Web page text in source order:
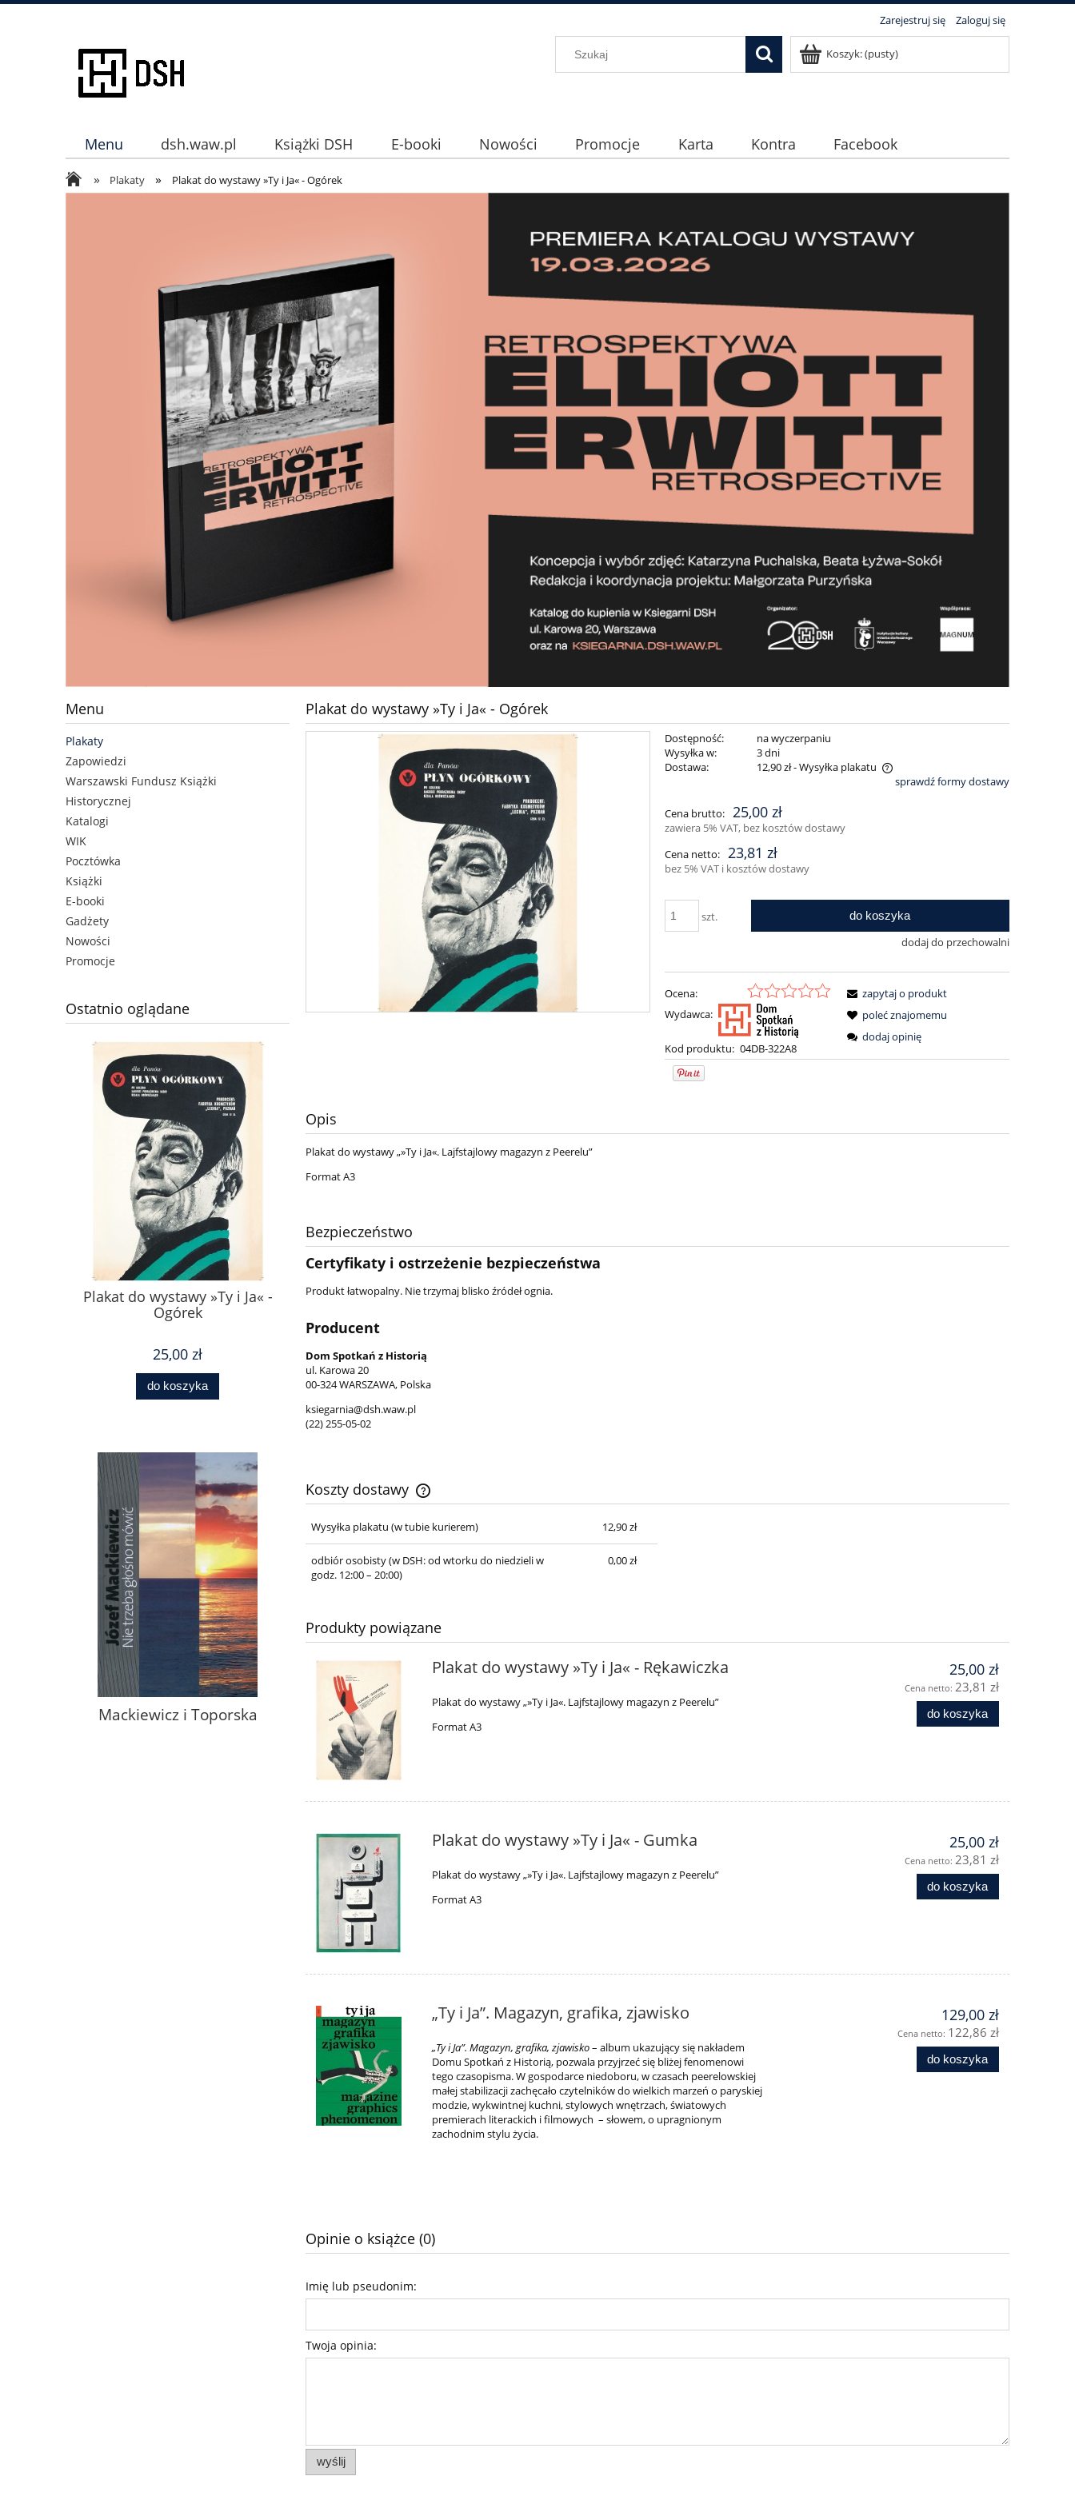
Zarejestruj się Zaloguj się
Koszyk:(pusty)
Menu dsh.waw.pl Książki DSH E-booki Nowości Promocje Karta Kontra
Facebook
Instagram
» Plakaty » Plakat do wystawy »Ty i Ja« - Ogórek
Menu
Plakaty
Zapowiedzi
Warszawski Fundusz Książki
Historycznej
Katalogi
WIK
Pocztówka
Książki
E-booki
Gadżety
Nowości
Promocje
Ostatnio oglądane
Plakat do wystawy »Ty i Ja« -
Ogórek
25,00 zł
do koszyka
Mackiewicz i Toporska
Plakat do wystawy »Ty i Ja« - Ogórek
Dostępność:
na wyczerpaniu
Wysyłka w:
3 dni
Dostawa:
12,90 zł- Wysyłka plakatu
płatności
sprawdź formy dostawy
Cena brutto: 25,00 zł
zawiera 5% VAT, bez kosztów dostawy
Cena netto: 23,81 zł
bez 5% VAT i kosztów dostawy
szt. do koszyka
dodaj do przechowalni
Ocena:
Wydawca:
Kod produktu: 04DB-322A8
zapytaj o produkt
poleć znajomemu
dodaj opinię
Opis
Plakat do wystawy „»Ty i Ja«. Lajfstajlowy magazyn z Peerelu”
Format A3
Bezpieczeństwo
Certyfikaty i ostrzeżenie bezpieczeństwa
Produkt łatwopalny. Nie trzymaj blisko źródeł ognia.
Producent
Dom Spotkań z Historią
ul. Karowa 20
00-324 WARSZAWA, Polska
ksiegarnia@dsh.waw.pl
(22) 255-05-02
Koszty dostawy
Cena nie zawiera ewentualnych kosztów
płatności
Wysyłka plakatu (w tubie kurierem) 12,90 zł
odbiór osobisty(w DSH: od wtorku do niedzieli w
godz. 12:00 – 20:00)
0,00 zł
Produkty powiązane
Plakat do wystawy »Ty i Ja« - Rękawiczka
Plakat do wystawy „»Ty i Ja«. Lajfstajlowy magazyn z Peerelu”
Format A3
25,00 zł
Cena netto: 23,81 zł
do koszyka
Plakat do wystawy »Ty i Ja« - Gumka
Plakat do wystawy „»Ty i Ja«. Lajfstajlowy magazyn z Peerelu”
Format A3
25,00 zł
Cena netto: 23,81 zł
do koszyka
„Ty i Ja”. Magazyn, grafika, zjawisko
„Ty i Ja”. Magazyn, grafika, zjawisko– album ukazujący się nakładem
Domu Spotkań z Historią, pozwala przyjrzeć się bliżej fenomenowi
tego czasopisma. W gospodarce niedoboru, w czasach peerelowskiej
małej stabilizacji zachęcało czytelników do wielkich marzeń o paryskiej
modzie, wykwintnej kuchni, stylowych wnętrzach, światowych
premierach literackich i filmowych – słowem, o upragnionym
zachodnim stylu życia.
129,00 zł
Cena netto: 122,86 zł
do koszyka
Opinie o książce (0)
Imię lub pseudonim:
Twoja opinia:
wyślij